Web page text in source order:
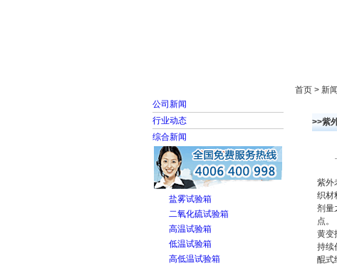
公司新闻
行业动态
综合新闻
盐雾试验箱
二氧化硫试验箱
高温试验箱
低温试验箱
高低温试验箱
首页 > 新
>>紫
紫外
织材
剂量
点。
黄变
持续
醌式